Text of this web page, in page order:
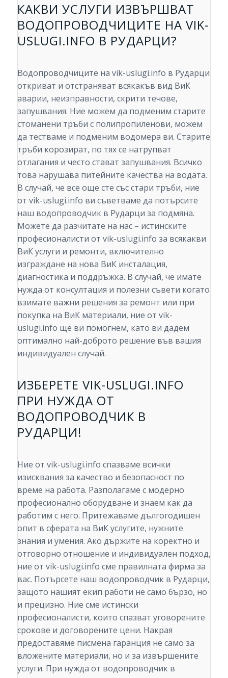
КАКВИ УСЛУГИ ИЗВЪРШВАТ
ВОДОПРОВОДЧИЦИТЕ НА VIK-
USLUGI.INFO В РУДАРЦИ?
Водопроводчиците на vik-uslugi.info в Рударци
откриват и отстраняват всякакъв вид ВиК
аварии, неизправности, скрити течове,
запушвания. Ние можем да подменим старите
стоманени тръби с полипропиленови, можем
да тестваме и подменим водомера ви. Старите
тръби корозират, по тях се натрупват
отлагания и често стават запушвания. Всичко
това нарушава питейните качества на водата.
В случай, че все още сте със стари тръби, ние
от vik-uslugi.info ви съветваме да потърсите
наш водопроводчик в Рударци за подмяна.
Можете да разчитате на нас – истинските
професионалисти от vik-uslugi.info за всякакви
ВиК услуги и ремонти, включително
изграждане на нова ВиК инсталация,
диагностика и поддръжка. В случай, че имате
нужда от консултация и полезни съвети когато
взимате важни решения за ремонт или при
покупка на ВиК материали, ние от vik-
uslugi.info ще ви помогнем, като ви дадем
оптимално най-доброто решение във вашия
индивидуален случай.
ИЗБЕРЕТЕ VIK-USLUGI.INFO
ПРИ НУЖДА ОТ
ВОДОПРОВОДЧИК В
РУДАРЦИ!
Ние от vik-uslugi.info спазваме всички
изисквания за качество и безопасност по
време на работа. Разполагаме с модерно
професионално оборудване и знаем как да
работим с него. Притежаваме дългогодишен
опит в сферата на ВиК услугите, нужните
знания и умения. Ако държите на коректно и
отговорно отношение и индивидуален подход,
ние от vik-uslugi.info сме правилната фирма за
вас. Потърсете наш водопроводчик в Рударци,
защото нашият екип работи не само бързо, но
и прецизно. Ние сме истински
професионалисти, които спазват уговорените
срокове и договорените цени. Накрая
предоставяме писмена гаранция не само за
вложените материали, но и за извършените
услуги. При нужда от водопроводчик в